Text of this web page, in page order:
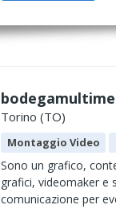
Torino (TO)
Montaggio Video
Sono un grafico,
grafici, videomaker e
comunicazione per